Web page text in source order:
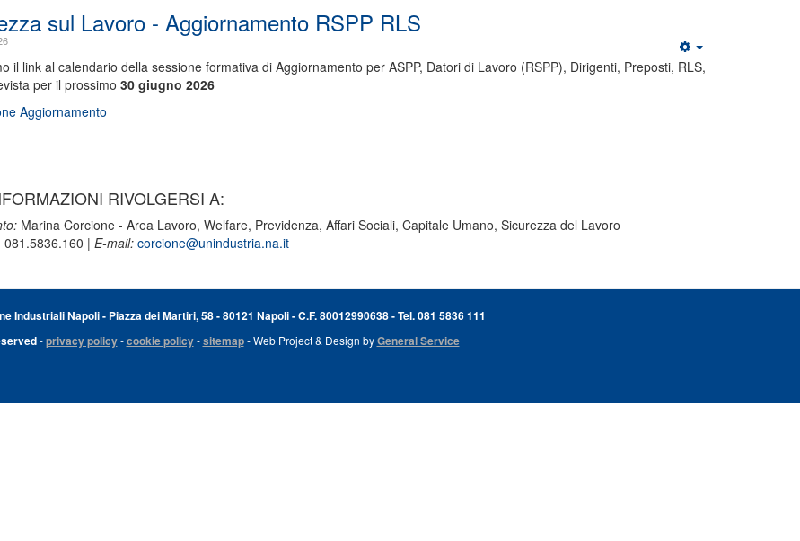
sul Lavoro - Aggiornamento RSPP RLS
il link al calendario della sessione formativa di Aggiornamento per ASPP, Datori di Lavoro (RSPP), Dirigenti, Preposti, RLS,
per il prossimo 30 giugno 2026
Aggiornamento
RIVOLGERSI A:
Marina Corcione - Area Lavoro, Welfare, Previdenza, Affari Sociali, Capitale Umano, Sicurezza del Lavoro
081.5836.160 | E-mail: corcione@unindustria.na.it
Industriali Napoli - Piazza dei Martiri, 58 - 80121 Napoli - C.F. 80012990638 - Tel. 081 5836 111
-privacy policy-cookie policy-sitemap- Web Project & Design byGeneral Service